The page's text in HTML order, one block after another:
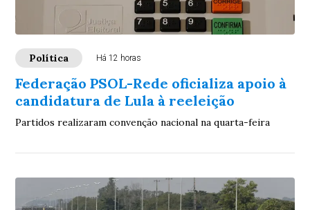
Política Há 12 horas
Federação PSOL-Rede oficializa apoio à
candidatura de Lula à reeleição
Partidos realizaram convenção nacional na quarta-feira